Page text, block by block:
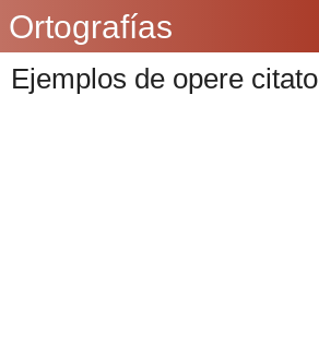
Ortografías
Ejemplos de opere citato